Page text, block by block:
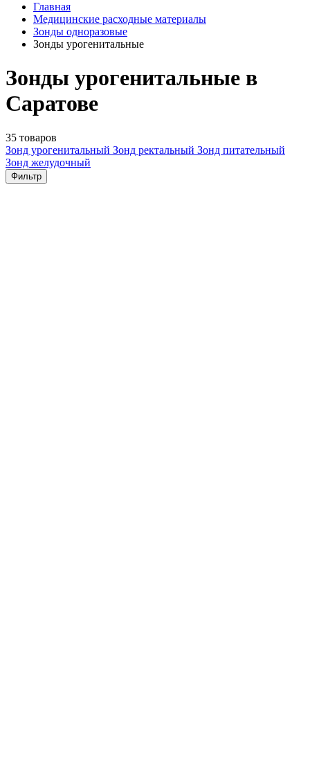
Главная
Медицинские расходные материалы
Зонды одноразовые
Зонды урогенитальные
Зонды урогенитальные в
Саратове
35 товаров
Зонд урогенитальный Зонд ректальный Зонд питательный
Зонд желудочный
Фильтр